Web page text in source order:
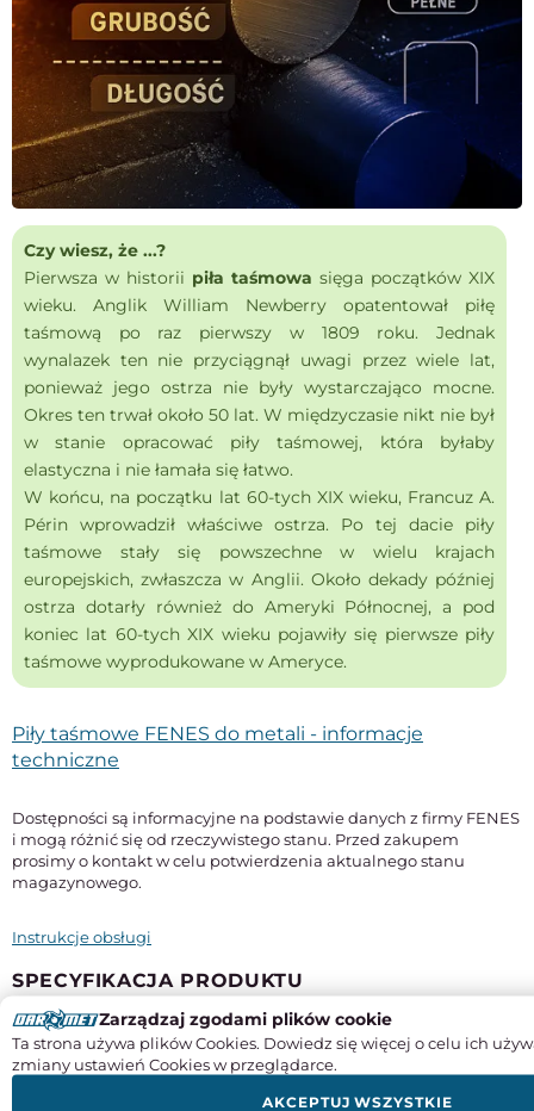
Czy wiesz, że ...?
Pierwsza w historii piła taśmowa sięga początków XIX
wieku. Anglik William Newberry opatentował piłę
taśmową po raz pierwszy w 1809 roku. Jednak
wynalazek ten nie przyciągnął uwagi przez wiele lat,
ponieważ jego ostrza nie były wystarczająco mocne.
Okres ten trwał około 50 lat. W międzyczasie nikt nie był
w stanie opracować piły taśmowej, która byłaby
elastyczna i nie łamała się łatwo.
W końcu, na początku lat 60-tych XIX wieku, Francuz A.
Périn wprowadził właściwe ostrza. Po tej dacie piły
taśmowe stały się powszechne w wielu krajach
europejskich, zwłaszcza w Anglii. Około dekady później
ostrza dotarły również do Ameryki Północnej, a pod
koniec lat 60-tych XIX wieku pojawiły się pierwsze piły
taśmowe wyprodukowane w Ameryce.
Piły taśmowe FENES do metali - informacje
techniczne
Dostępności są informacyjne na podstawie danych z firmy FENES
i mogą różnić się od rzeczywistego stanu. Przed zakupem
prosimy o kontakt w celu potwierdzenia aktualnego stanu
magazynowego.
Instrukcje obsługi
SPECYFIKACJA PRODUKTU
Długość
733 mm
Zarządzaj zgodami plików cookie
Ta strona używa plików Cookies. Dowiedz się więcej o celu ich
zmiany ustawień Cookies w przeglądarce.
AKCEPTUJ WSZYSTKIE